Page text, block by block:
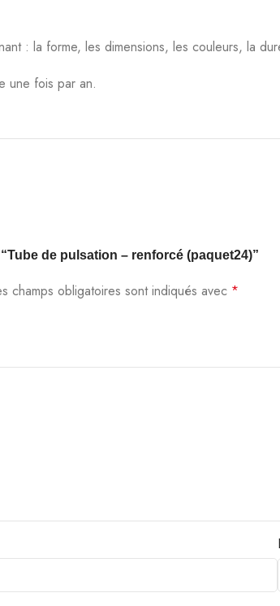
: la forme, les dimensions, les couleurs, la
une fois par an.
de pulsation – renforcé (paquet24)”
champs obligatoires sont indiqués avec *